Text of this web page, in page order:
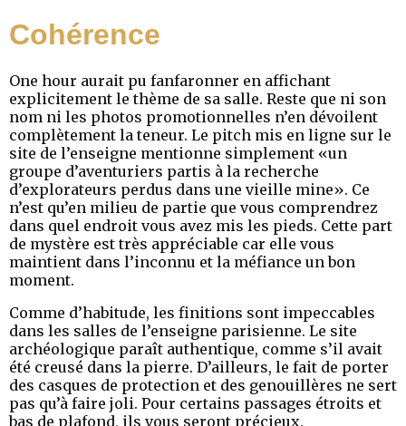
Cohérence
One hour aurait pu fanfaronner en affichant
explicitement le thème de sa salle. Reste que ni son
nom ni les photos promotionnelles n’en dévoilent
complètement la teneur. Le pitch mis en ligne sur le
site de l’enseigne mentionne simplement «un
groupe d’aventuriers partis à la recherche
d’explorateurs perdus dans une vieille mine». Ce
n’est qu’en milieu de partie que vous comprendrez
dans quel endroit vous avez mis les pieds. Cette part
de mystère est très appréciable car elle vous
maintient dans l’inconnu et la méfiance un bon
moment.
Comme d’habitude, les finitions sont impeccables
dans les salles de l’enseigne parisienne. Le site
archéologique paraît authentique, comme s’il avait
été creusé dans la pierre. D’ailleurs, le fait de porter
des casques de protection et des genouillères ne sert
pas qu’à faire joli. Pour certains passages étroits et
bas de plafond, ils vous seront précieux.